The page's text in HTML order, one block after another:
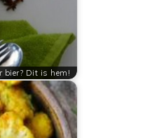
bier? Dit is hem!